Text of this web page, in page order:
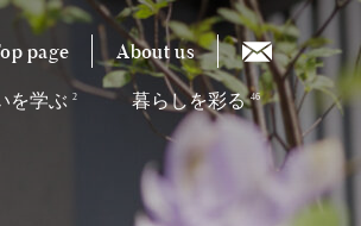
を学ぶ 2 暮らしを彩る 46
page About us